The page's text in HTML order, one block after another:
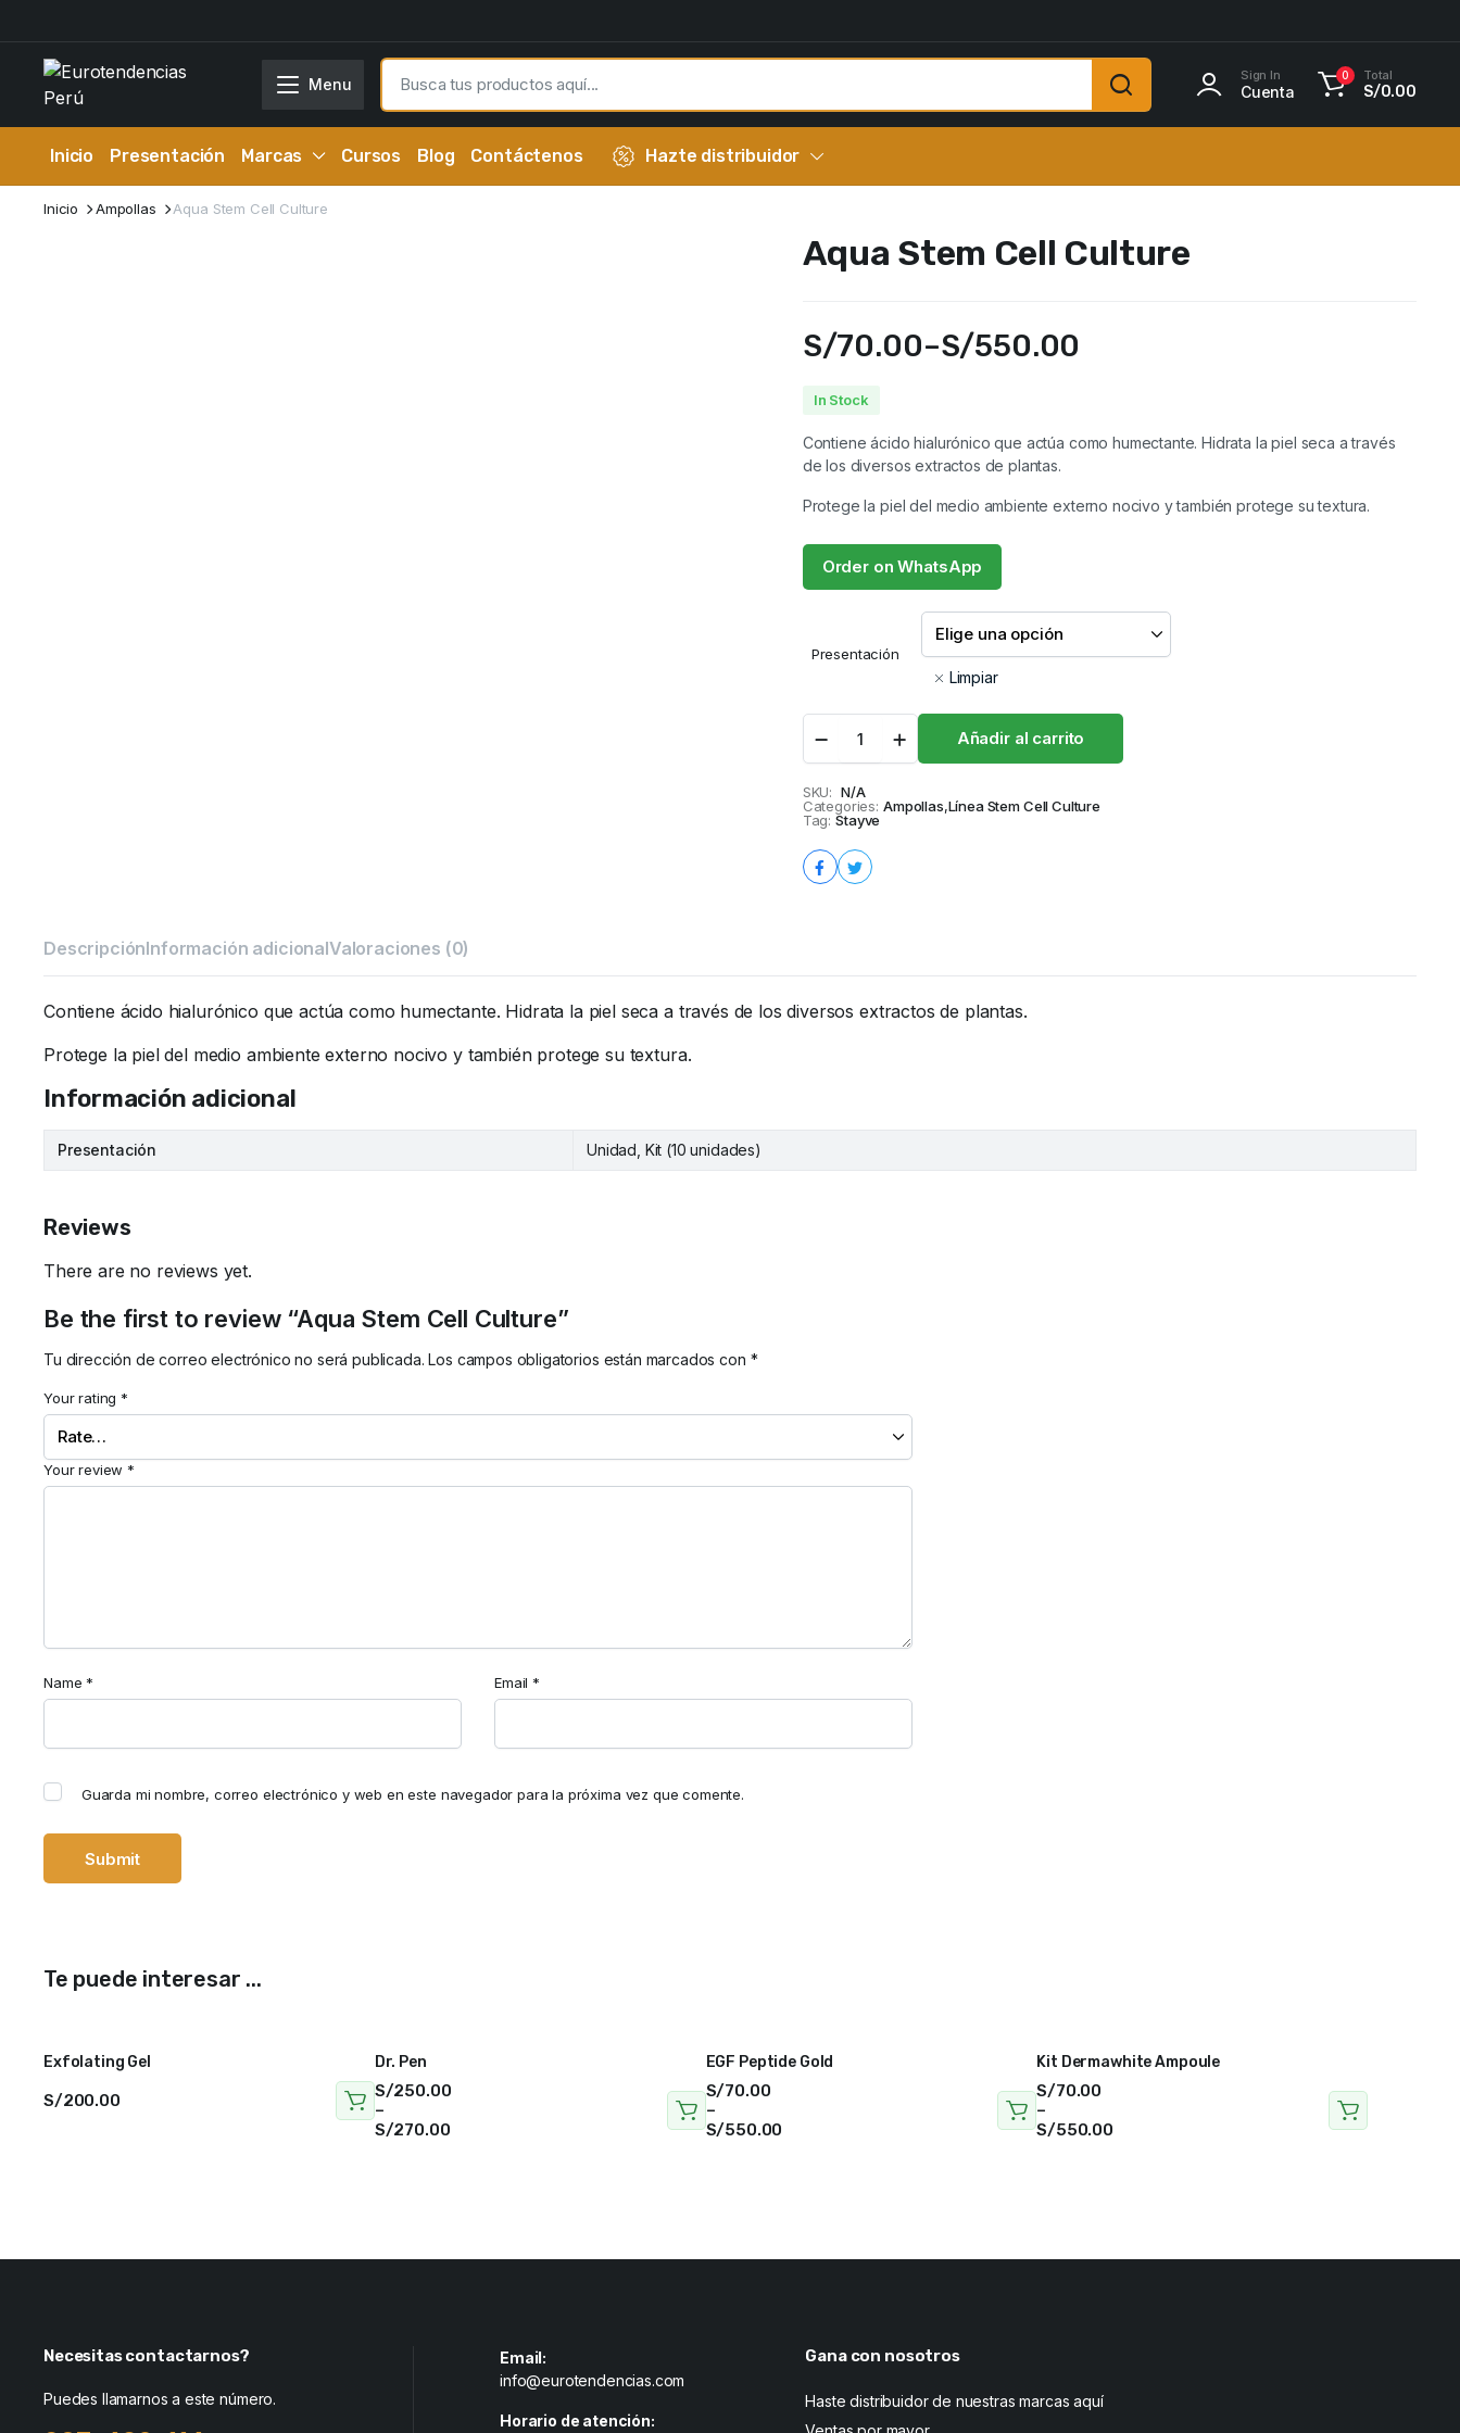
Menu Sign In
Cuenta
0 Total
S/0.00
Inicio Presentación Marcas Cursos Blog Contáctenos Hazte distribuidor
Inicio Ampollas Aqua Stem Cell Culture
Aqua Stem Cell Culture
S/70.00–S/550.00
In Stock
Contiene ácido hialurónico que actúa como humectante. Hidrata la piel seca a través
de los diversos extractos de plantas.
Protege la piel del medio ambiente externo nocivo y también protege su textura.
Order on WhatsApp
Presentación
Limpiar
Stem
Cell
Culture
quantity
Añadir al carrito
SKU: N/A
Categories: Ampollas,Línea Stem Cell Culture
Tag: Stayve
DescripciónInformación adicionalValoraciones (0)
Contiene ácido hialurónico que actúa como humectante. Hidrata la piel seca a través de los diversos extractos de plantas.
Protege la piel del medio ambiente externo nocivo y también protege su textura.
Información adicional
Presentación Unidad, Kit (10 unidades)
Reviews
There are no reviews yet.
Be the first to review “Aqua Stem Cell Culture”
Tu dirección de correo electrónico no será publicada. Los campos obligatorios están marcados con *
Your rating *
Your review *
Name * Email *
Guarda mi nombre, correo electrónico y web en este navegador para la próxima vez que comente.
Te puede interesar ...
Exfolating Gel
S/200.00
Dr. Pen
S/250.00
–
S/270.00
EGF Peptide Gold
S/70.00
–
S/550.00
Kit Dermawhite Ampoule
S/70.00
–
S/550.00
Necesitas contactarnos?
Puedes llamarnos a este número.
Email:
info@eurotendencias.com
Horario de atención:
Gana con nosotros
Haste distribuidor de nuestras marcas aquí